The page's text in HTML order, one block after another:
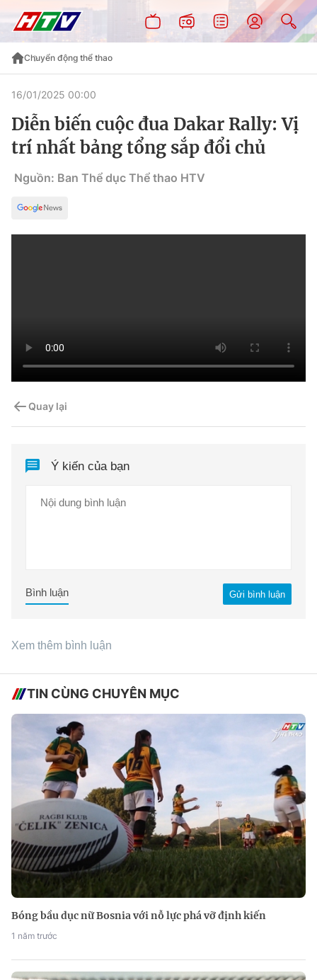
Chuyển động thể thao
16/01/2025 00:00
Diễn biến cuộc đua Dakar Rally: Vị
trí nhất bảng tổng sắp đổi chủ
Nguồn: Ban Thể dục Thể thao HTV
Quay lại
Ý kiến của bạn
Gửi bình luận
Bình luận
Xem thêm bình luận
TIN CÙNG CHUYÊN MỤC
Bóng bầu dục nữ Bosnia với nỗ lực phá vỡ định kiến
1 năm trước